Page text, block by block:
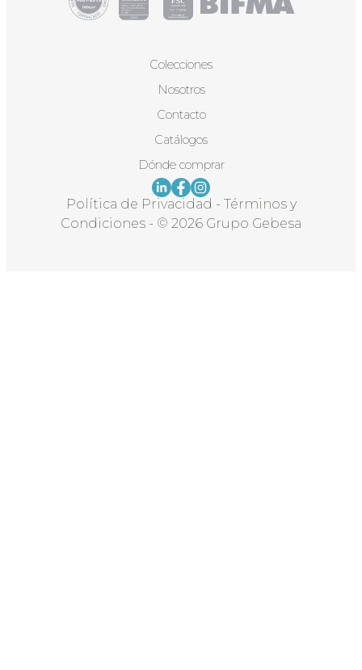
Colecciones
Nosotros
Contacto
Catálogos
Dónde comprar
Política de Privacidad - Términos y
Condiciones - © 2026 Grupo Gebesa